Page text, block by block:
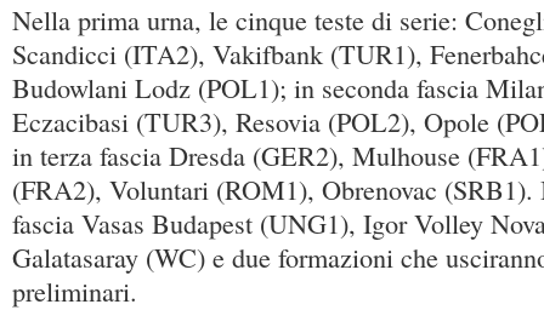
Nella prima urna, le cinque teste di serie:
Scandicci (ITA2), Vakifbank (TUR1),
Budowlani Lodz (POL1); in seconda fascia
Eczacibasi (TUR3), Resovia (POL2), Opole
in terza fascia Dresda (GER2), Mulhouse
(FRA2), Voluntari (ROM1), Obrenovac
fascia Vasas Budapest (UNG1), Igor Volley
Galatasaray (WC) e due formazioni che
preliminari.